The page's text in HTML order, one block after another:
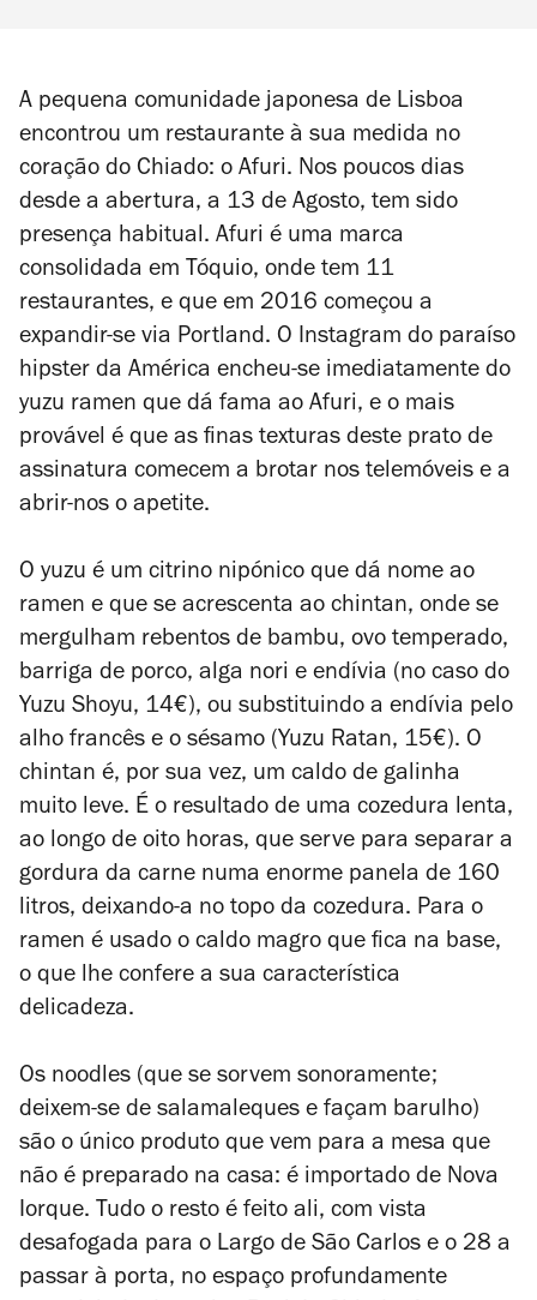
A pequena comunidade japonesa de Lisboa
encontrou um restaurante à sua medida no
coração do Chiado: o Afuri. Nos poucos dias
desde a abertura, a 13 de Agosto, tem sido
presença habitual. Afuri é uma marca
consolidada em Tóquio, onde tem 11
restaurantes, e que em 2016 começou a
expandir-se via Portland. O Instagram do paraíso
hipster da América encheu-se imediatamente do
yuzu ramen que dá fama ao Afuri, e o mais
provável é que as finas texturas deste prato de
assinatura comecem a brotar nos telemóveis e a
abrir-nos o apetite.
O yuzu é um citrino nipónico que dá nome ao
ramen e que se acrescenta ao chintan, onde se
mergulham rebentos de bambu, ovo temperado,
barriga de porco, alga nori e endívia (no caso do
Yuzu Shoyu, 14€), ou substituindo a endívia pelo
alho francês e o sésamo (Yuzu Ratan, 15€). O
chintan é, por sua vez, um caldo de galinha
muito leve. É o resultado de uma cozedura lenta,
ao longo de oito horas, que serve para separar a
gordura da carne numa enorme panela de 160
litros, deixando-a no topo da cozedura. Para o
ramen é usado o caldo magro que fica na base,
o que lhe confere a sua característica
delicadeza.
Os noodles (que se sorvem sonoramente;
deixem-se de salamaleques e façam barulho)
são o único produto que vem para a mesa que
não é preparado na casa: é importado de Nova
Iorque. Tudo o resto é feito ali, com vista
desafogada para o Largo de São Carlos e o 28 a
passar à porta, no espaço profundamente